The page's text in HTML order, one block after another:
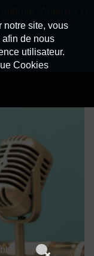
notre site, vous
afin de nous
utilisateur.
Cookies